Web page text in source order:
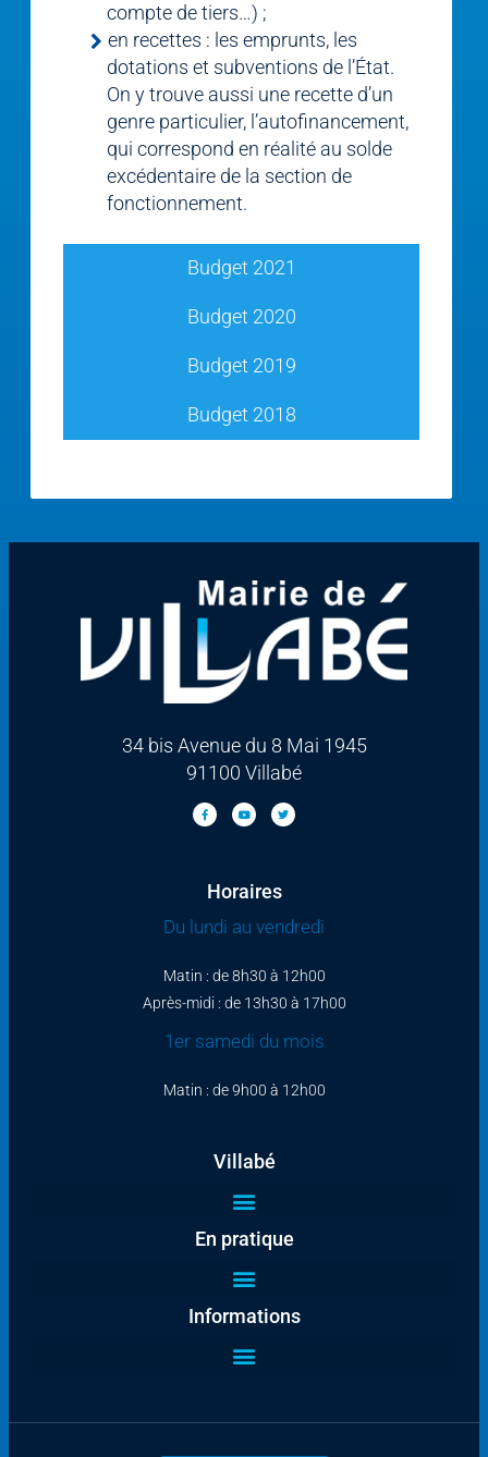
compte de tiers…) ;
en recettes : les emprunts, les
dotations et subventions de l’État.
On y trouve aussi une recette d’un
genre particulier, l’autofinancement,
qui correspond en réalité au solde
excédentaire de la section de
fonctionnement.
Budget 2021
Budget 2020
Budget 2019
Budget 2018
34 bis Avenue du 8 Mai 1945
91100 Villabé
Horaires
Du lundi au vendredi
Matin : de 8h30 à 12h00
Après-midi : de 13h30 à 17h00
1er samedi du mois
Matin : de 9h00 à 12h00
Villabé
En pratique
Informations